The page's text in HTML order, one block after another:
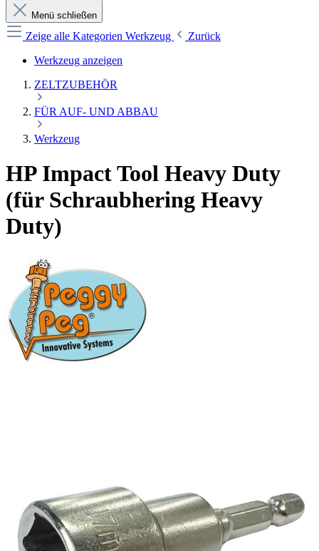
Menü schließen
Zeige alle Kategorien Werkzeug
Zurück
Werkzeug anzeigen
ZELTZUBEHÖR
FÜR AUF- UND ABBAU
Werkzeug
HP Impact Tool Heavy Duty
(für Schraubhering Heavy
Duty)